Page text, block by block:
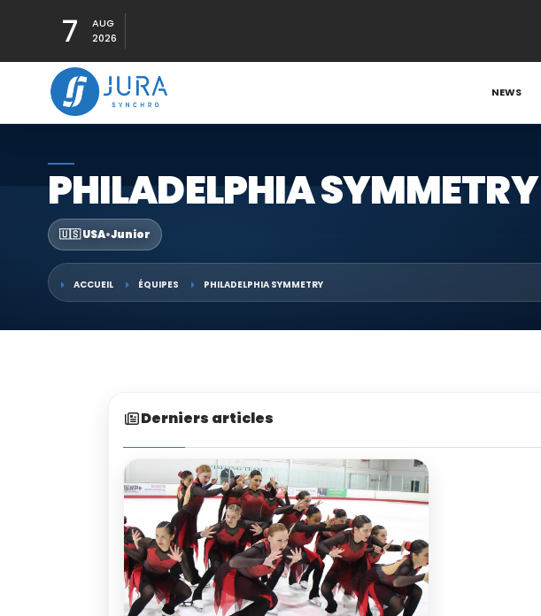
7
AUG
2026
NEWS
PHILADELPHIA SYMMETRY
🇺🇸 USA•Junior
ACCUEIL ÉQUIPES PHILADELPHIA SYMMETRY
Derniers articles